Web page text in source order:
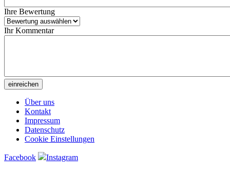
Ihre Bewertung
Ihr Kommentar
Über uns
Kontakt
Impressum
Datenschutz
Cookie Einstellungen
Facebook Instagram